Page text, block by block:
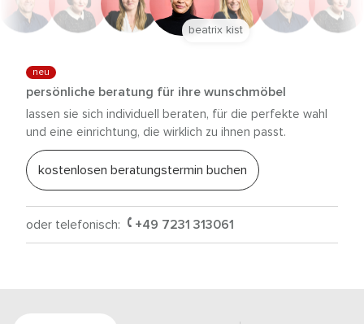
neu
persönliche beratung für ihre wunschmöbel
lassen sie sich individuell beraten, für die perfekte wahl
und eine einrichtung, die wirklich zu ihnen passt.
kostenlosen beratungstermin buchen
oder telefonisch: +49 7231 313061
beatrix kist